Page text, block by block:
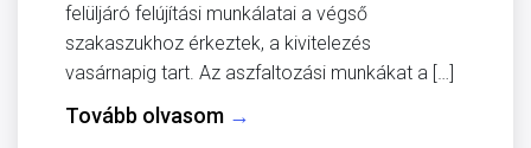
felüljáró felújítási munkálatai a végső
szakaszukhoz érkeztek, a kivitelezés
vasárnapig tart. Az aszfaltozási munkákat a […]
Tovább olvasom →